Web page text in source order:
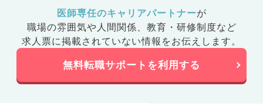
医師専任のキャリアパートナーが
職場の雰囲気や人間関係、 教育・研修制度など
求人票に掲載されていない情報をお伝えします。
無料転職サポートを利用する